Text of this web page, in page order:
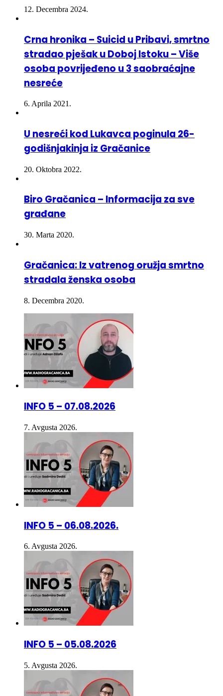
12. Decembra 2024.
Crna hronika – Suicid u Pribavi, smrtno
stradao pješak u Doboj Istoku – Više
osoba povrijeđeno u 3 saobraćajne
nesreće
6. Aprila 2021.
U nesreći kod Lukavca poginula 26-
godišnjakinja iz Gračanice
20. Oktobra 2022.
Biro Gračanica – Informacija za sve
građane
30. Marta 2020.
Gračanica: Iz vatrenog oružja smrtno
stradala ženska osoba
8. Decembra 2020.
INFO 5 – 07.08.2026
7. Avgusta 2026.
INFO 5 – 06.08.2026.
6. Avgusta 2026.
INFO 5 – 05.08.2026
5. Avgusta 2026.